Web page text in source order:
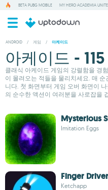
BETA PUBG MOBILE MY HERO ACADEMIA
ANDROID / 게임 / 아케이드
아케이드 - 115
클래식 아케이드 게임의 강렬함을 경
이 몰려오는 적들을 물리치세요. 매
니다. 첫 화면부터 게임 오버 화면이
의 순수한 액션이 여러분을 사로잡을
Mysterious
Imitation Eggs
Finger Driver
Ketchapp